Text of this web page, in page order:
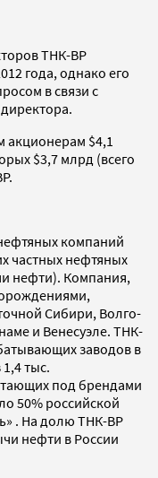
ТНК-BP
года, однако его
в связи с
акционерам $4,1
$3,7 млрд (всего
компаний
частных нефтяных
нефти). Компания,
Сибири, Волго-
и Венесуэле. ТНК-
заводов в
тыс.
под брендами
50% российской
. На долю ТНК-ВР
нефти в России